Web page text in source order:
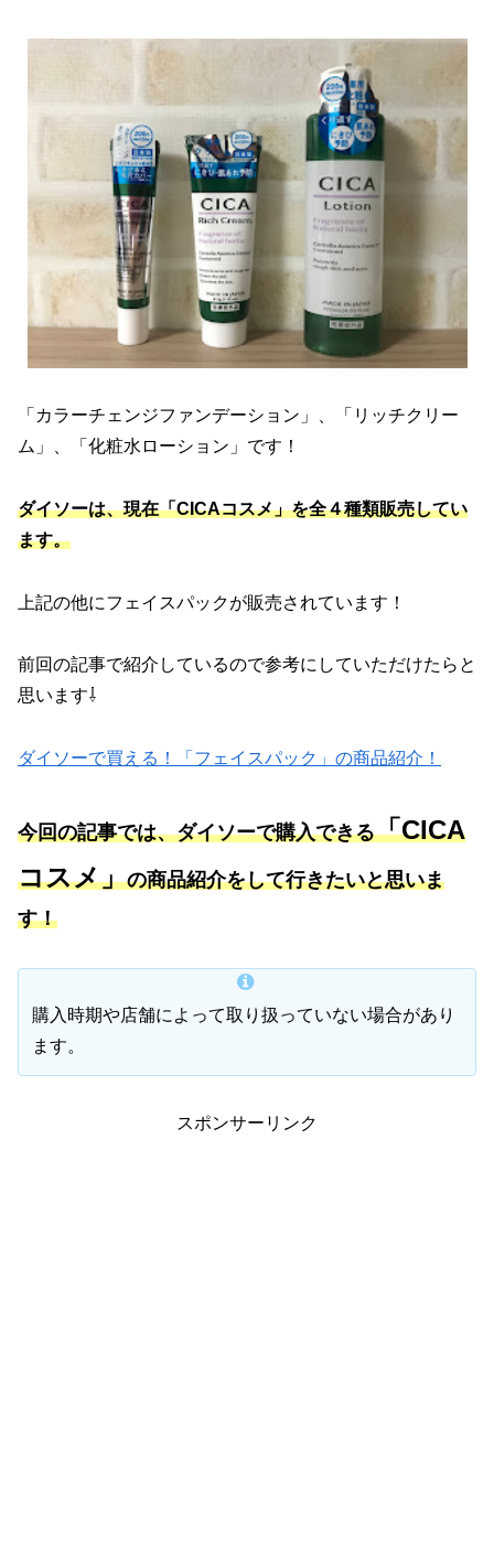
「カラーチェンジファンデーション」、「リッチクリー
ム」、「化粧水ローション」です！
ダイソーは、現在「CICAコスメ」を全４種類販売してい
ます。
上記の他にフェイスパックが販売されています！
前回の記事で紹介しているので参考にしていただけたらと
思います⇩
ダイソーで買える！「フェイスパック」の商品紹介！
今回の記事では、ダイソーで購入できる「CICA
コスメ」の商品紹介をして行きたいと思いま
す！
購入時期や店舗によって取り扱っていない場合があり
ます。
スポンサーリンク